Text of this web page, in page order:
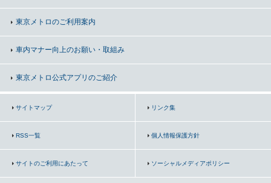
東京メトロのご利用案内
車内マナー向上のお願い・取組み
東京メトロ公式アプリのご紹介
サイトマップ リンク集
RSS一覧 個人情報保護方針
サイトのご利用にあたって ソーシャルメディアポリシー